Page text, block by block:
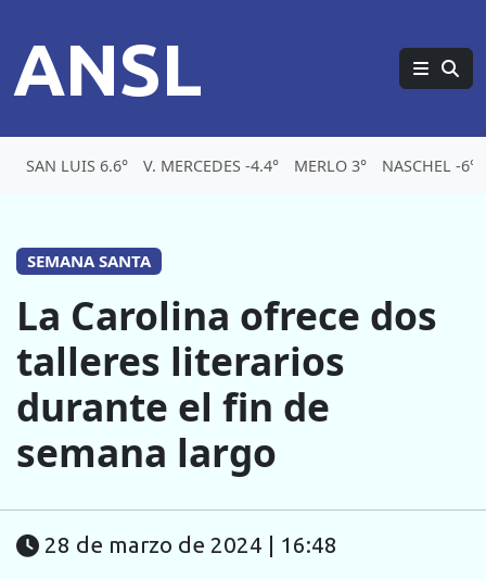
ANSL
SAN LUIS 6.6° V. MERCEDES -4.4° MERLO 3° NASCHEL -6°
SEMANA SANTA
La Carolina ofrece dos
talleres literarios
durante el fin de
semana largo
28 de marzo de 2024 | 16:48